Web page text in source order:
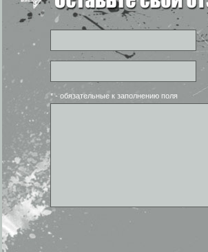
* - обязательные к заполнению поля